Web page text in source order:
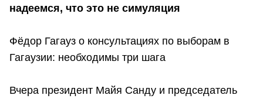
надеемся, что это не симуляция
Фёдор Гагауз о консультациях по выборам в
Гагаузии: необходимы три шага
Вчера президент Майя Санду и председатель